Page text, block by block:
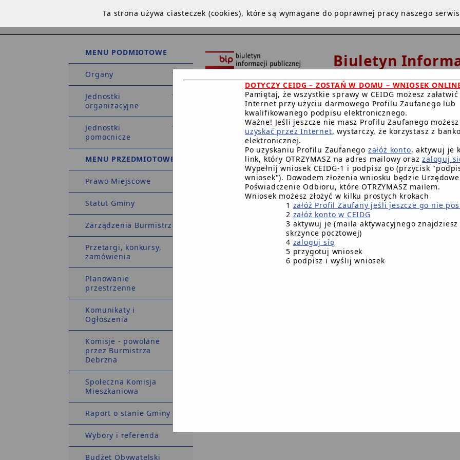
MENU PODMIOTOWE
Organy
Jednostki
organizacyjne
Jednostki
pomocnicze
MENU PRZEDMIOTOWE
Prawo Miejscowe
Statut Gminy
Zarządzenia Burmistrza
Przetargi, konkursy,
zamówienia
Planowanie
przestrzenne
Komunikaty i
Ogłoszenia
Komisje - powołane
przez Burmistrza
Debrzna
Społeczna Komisja
Mieszkaniowa
Raport o stanie Gminy
Wybory i referenda
Budżet Obywatelski
Biuletyn
Publicznej
Urząd Miejski w
STRONA GŁÓWNA INSTRUKCJA REDAKCJA WWW
DEKLARACJA DOSTĘPNOŚCI CYFROWEJ
Strona Główna BIP Gminy/Sygnaliści/
Sygnaliści
Zarządzenie Burmistrza Debrzna
Nr 264.1523.2024 z dnia 18
ustastalenia Procedury przyjmowania zgłoszeń zewnętrznych
przez organy Gminy Debrzno w zakresie naruszeń prawa
FORMULARZ ZGŁOSZENIA ZEWNĘTRZNEGO W URZĘDZIE MIEJSKIM
Treść
Treść
Poprzednia
Ta strona używa ciasteczek (cookies), które są wymagane do poprawnej pracy naszego
DOTYCZY CEIDG – ZOSTAŃ W DOMU – WNIOSEK
Pamiętaj, że wszystkie sprawy w CEIDG możesz
Internet przy użyciu darmowego Profilu Zaufanego lub
kwalifikowanego podpisu elektronicznego.
Ważne! Jeśli jeszcze nie masz Profilu Zaufanego
uzyskać przez Internet, wystarczy, że korzystasz z
elektronicznej.
Po uzyskaniu Profilu Zaufanego załóż konto, aktywuj je
link, który OTRZYMASZ na adres mailowy orazzaloguj
Wypełnij wniosek CEIDG-1 i podpisz go (przycisk
wniosek"). Dowodem złożenia wniosku będzie Urzędowe
Poświadczenie Odbioru, które OTRZYMASZ mailem.
Wniosek możesz złożyć w kilku prostych krokach
1 załóż Profil Zaufany jeśli jeszcze go nie
2 załóż konto w CEIDG
3 aktywuj je (maila aktywacyjnego znajdziesz
skrzynce pocztowej)
4 zaloguj się
5 przygotuj wniosek
6 podpisz i wyślij wniosek